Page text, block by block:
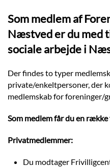
Som medlem af
Næstved er du med
sociale arbejde i
Der findes to typer
private/enkeltpersoner, der
medlemskab for foreninger/
Som medlem får du en
Privatmedlemmer:
Du modtager